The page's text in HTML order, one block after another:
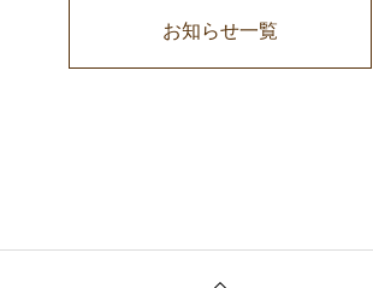
お知らせ一覧